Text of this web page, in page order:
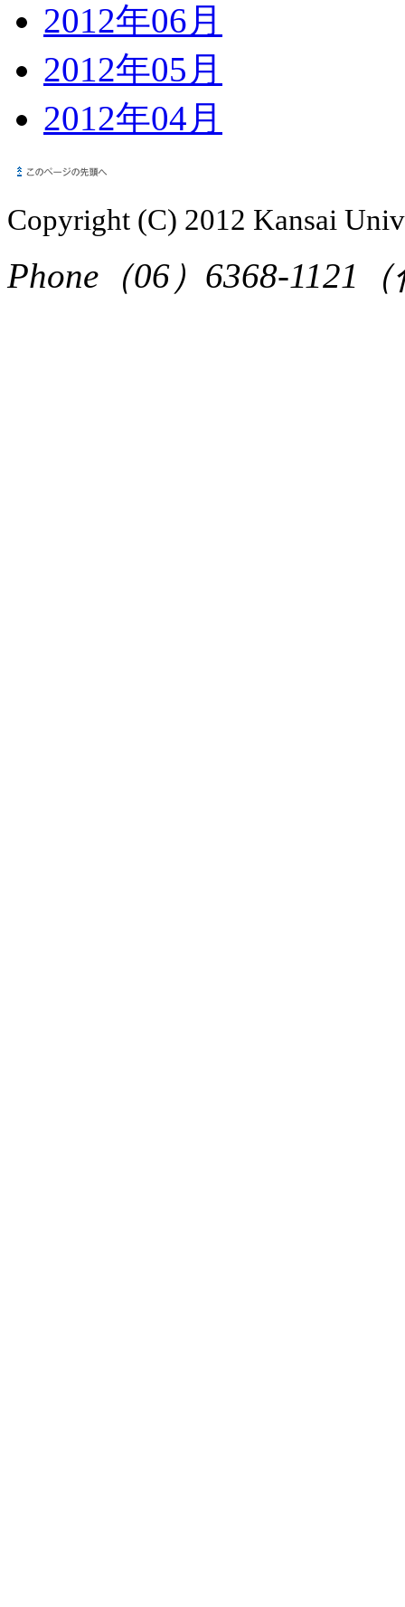
2012年06月
2012年05月
2012年04月
Copyright (C) 2012 Kansai
Phone（06）6368-1121